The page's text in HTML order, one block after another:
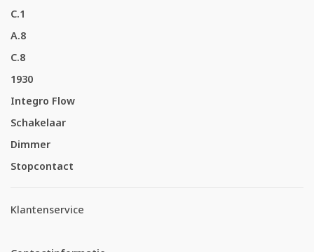
C.1
A.8
C.8
1930
Integro Flow
Schakelaar
Dimmer
Stopcontact
Klantenservice